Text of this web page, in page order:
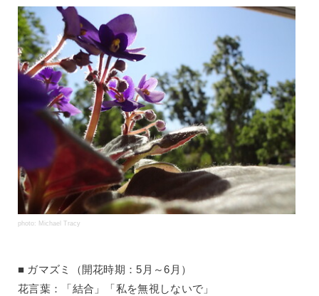
photo: Michael Tracy
ガマズミ（開花時期：5月～6月）
花言葉：「結合」「私を無視しないで」